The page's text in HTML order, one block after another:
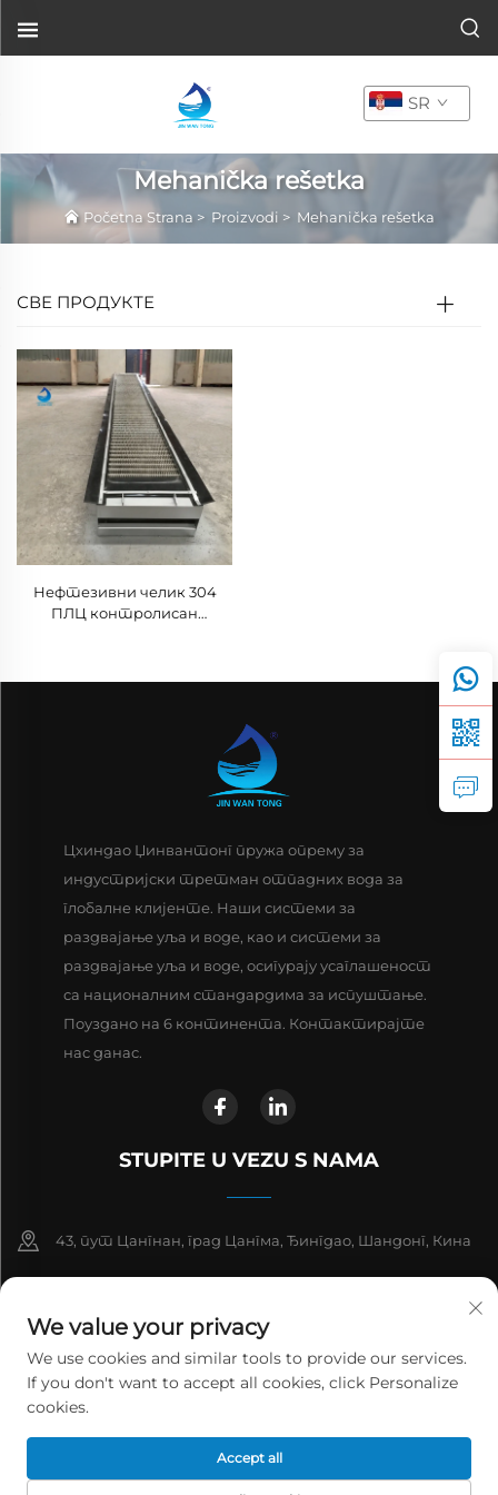
SR
Mehanička rešetka
Početna Strana > Proizvodi > Mehanička rešetka
СВЕ ПРОДУКТЕ
Нефтезивни челик 304
ПЛЦ контролисан
Цхиндао Џинвантонг пружа опрему за
индустријски третман отпадних вода за
глобалне клијенте. Наши системи за
раздвајање уља и воде, као и системи за
раздвајање уља и воде, осигурају усаглашеност
са националним стандардима за испуштање.
Поуздано на 6 континента. Контактирајте
нас данас.
STUPITE U VEZU S NAMA
43, пут Цангнан, град Цангма, Ђингдао, Шандонг, Кина
+86 532 81912653
[email protected]
Ауторско право © 2026 Цхиндао Џинвантонг Еколошка наука и
технологија Цо, Лтд. Сва права су задржана.
We value your privacy
We use cookies and similar tools to provide our services.
If you don't want to accept all cookies, click Personalize
cookies.
Accept all